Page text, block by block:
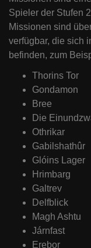
Spieler der Stufen
Missionen sind
verfügbar, die sich
befinden, zum
Thorins Tor
Gondamon
Bree
Die
Othrikar
Gabilshathûr
Glóins Lager
Hrimbarg
Galtrev
Delfblick
Magh Ashtu
Járnfast
Erebor